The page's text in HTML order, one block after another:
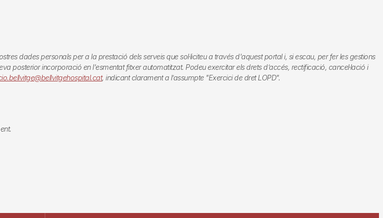
dades personals per a la prestació dels serveis que sol·liciteu a través d'aquest portal i, si escau, per fer les gestions
posterior incorporació en l'esmentat fitxer automatitzat. Podeu exercitar els drets d’accés, rectificació, cancel·lació i
, indicant clarament a l’assumpte "Exercici de dret LOPD".